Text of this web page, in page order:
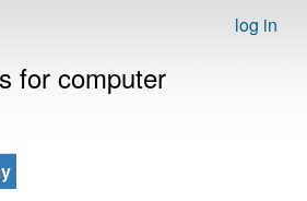
log in
for computer